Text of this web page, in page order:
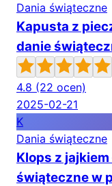
Dania świąteczne
Kapusta z
danie
4.8 (22 ocen)
2025-02-21
K
Dania świąteczne
Klops z
świąteczne w